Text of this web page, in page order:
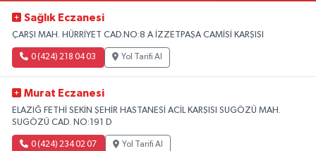
Sağlık Eczanesi
ÇARŞI MAH. HÜRRİYET CAD.NO:8 A İZZETPAŞA CAMİSİ KARŞISI
0 (424) 218 04 03 Yol Tarifi Al
Murat Eczanesi
ELAZIĞ FETHİ SEKİN ŞEHİR HASTANESİ ACİL KARŞISI SUGÖZÜ MAH.
SUGÖZÜ CAD. NO:191 D
0 (424) 234 02 07 Yol Tarifi Al